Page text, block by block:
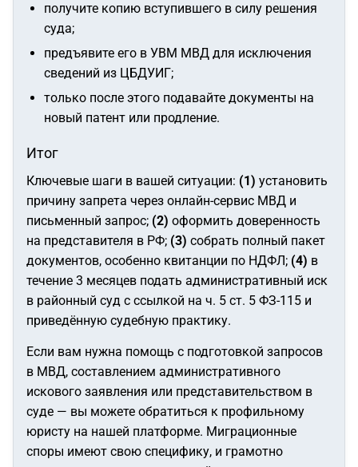
получите копию вступившего в силу решения
суда;
предъявите его в УВМ МВД для исключения
сведений из ЦБДУИГ;
только после этого подавайте документы на
новый патент или продление.
Итог
Ключевые шаги в вашей ситуации: (1) установить
причину запрета через онлайн-сервис МВД и
письменный запрос; (2) оформить доверенность
на представителя в РФ; (3) собрать полный пакет
документов, особенно квитанции по НДФЛ; (4) в
течение 3 месяцев подать административный иск
в районный суд с ссылкой на ч. 5 ст. 5 ФЗ-115 и
приведённую судебную практику.
Если вам нужна помощь с подготовкой запросов
в МВД, составлением административного
искового заявления или представительством в
суде — вы можете обратиться к профильному
юристу на нашей платформе. Миграционные
споры имеют свою специфику, и грамотно